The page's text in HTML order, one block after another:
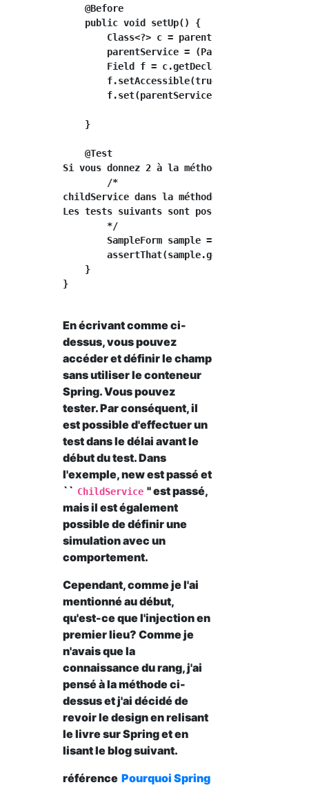
    @Before
    public void setUp() {
Class<?> c =
parentService =
Field f =
        f.setAccessible(true);
f.set(parentService , new
    }
    @Test
Si vous donnez 2 à la méthode publique void
        /*
childService dans la méthode
Les tests suivants sont possibles car il
        */
SampleForm sample =
assertThat(sample.getCalNumber(),
    }
}
En écrivant comme ci-
dessus, vous pouvez
accéder et définir le champ
sans utiliser le conteneur
Spring. Vous pouvez
tester. Par conséquent, il
est possible d'effectuer un
test dans le délai avant le
début du test. Dans
l'exemple, new est passé et
`` ChildService '' est passé,
mais il est également
possible de définir une
simulation avec un
comportement.
Cependant, comme je l'ai
mentionné au début,
qu'est-ce que l'injection en
premier lieu? Comme je
n'avais que la
connaissance du rang, j'ai
pensé à la méthode ci-
dessus et j'ai décidé de
revoir le design en relisant
le livre sur Spring et en
lisant le blog suivant.
référence Pourquoi Spring